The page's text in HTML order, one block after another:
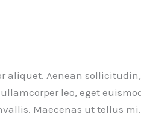
aliquet. Aenean
leo, eget
Maecenas ut tellus